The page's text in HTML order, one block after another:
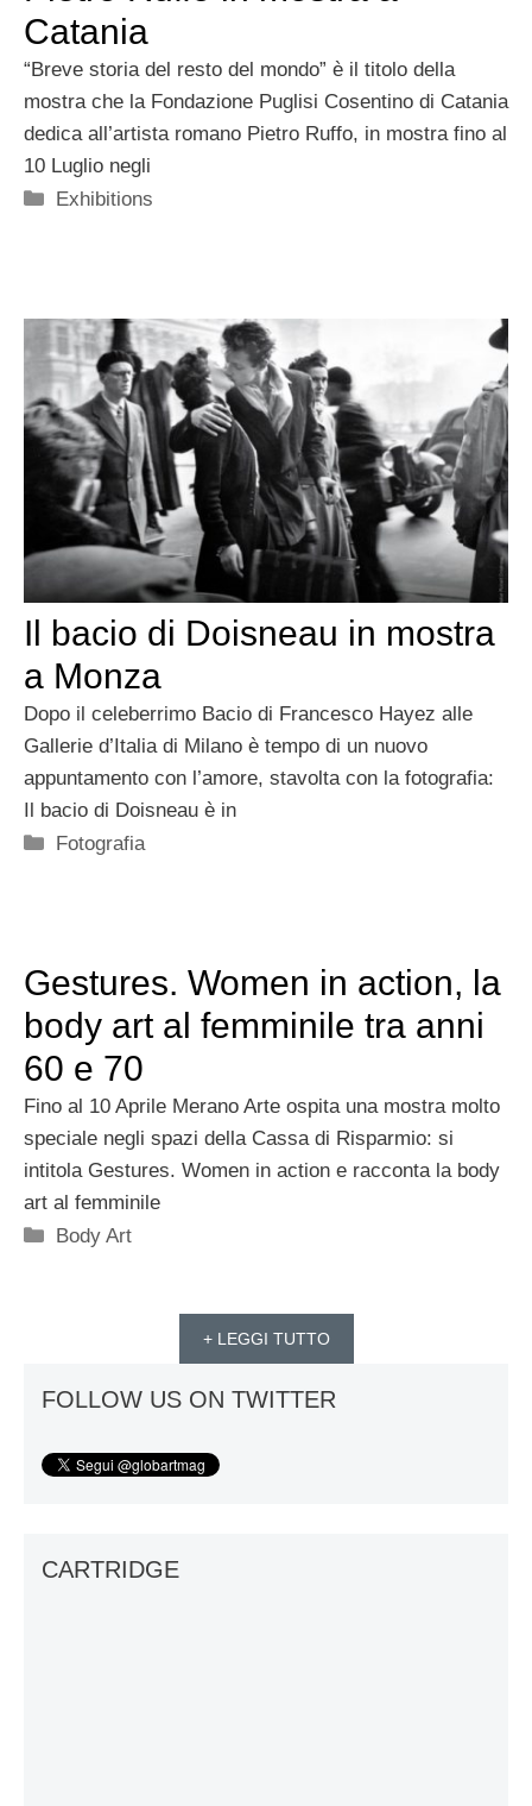
Catania
“Breve storia del resto del mondo” è il titolo della
mostra che la Fondazione Puglisi Cosentino di Catania
dedica all’artista romano Pietro Ruffo, in mostra fino al
10 Luglio negli
Categorie
Exhibitions
Il bacio di Doisneau in mostra
a Monza
Dopo il celeberrimo Bacio di Francesco Hayez alle
Gallerie d’Italia di Milano è tempo di un nuovo
appuntamento con l’amore, stavolta con la fotografia:
Il bacio di Doisneau è in
Categorie
Fotografia
Gestures. Women in action, la
body art al femminile tra anni
60 e 70
Fino al 10 Aprile Merano Arte ospita una mostra molto
speciale negli spazi della Cassa di Risparmio: si
intitola Gestures. Women in action e racconta la body
art al femminile
Categorie
Body Art
+ LEGGI TUTTO
FOLLOW US ON TWITTER
CARTRIDGE